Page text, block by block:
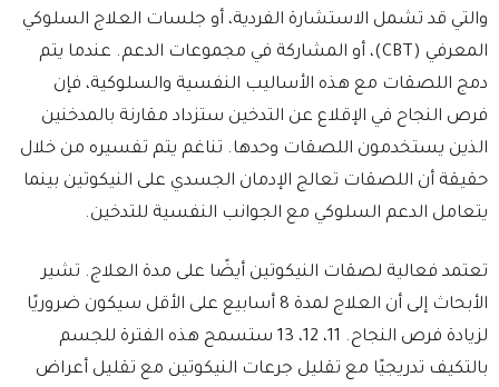
والتي قد تشمل الاستشارة الفردية، أو جلسات العلاج السلوكي
المعرفي (CBT)، أو المشاركة في مجموعات الدعم. عندما يتم
دمج اللصقات مع هذه الأساليب النفسية والسلوكية، فإن
فرص النجاح في الإقلاع عن التدخين ستزداد مقارنة بالمدخنين
الذين يستخدمون اللصقات وحدها. تناغم يتم تفسيره من خلال
حقيقة أن اللصقات تعالج الإدمان الجسدي على النيكوتين بينما
يتعامل الدعم السلوكي مع الجوانب النفسية للتدخين.
تعتمد فعالية لصقات النيكوتين أيضًا على مدة العلاج. تشير
الأبحاث إلى أن العلاج لمدة 8 أسابيع على الأقل سيكون ضروريًا
لزيادة فرص النجاح. 11، 12، 13 ستسمح هذه الفترة للجسم
بالتكيف تدريجيًا مع تقليل جرعات النيكوتين مع تقليل أعراض